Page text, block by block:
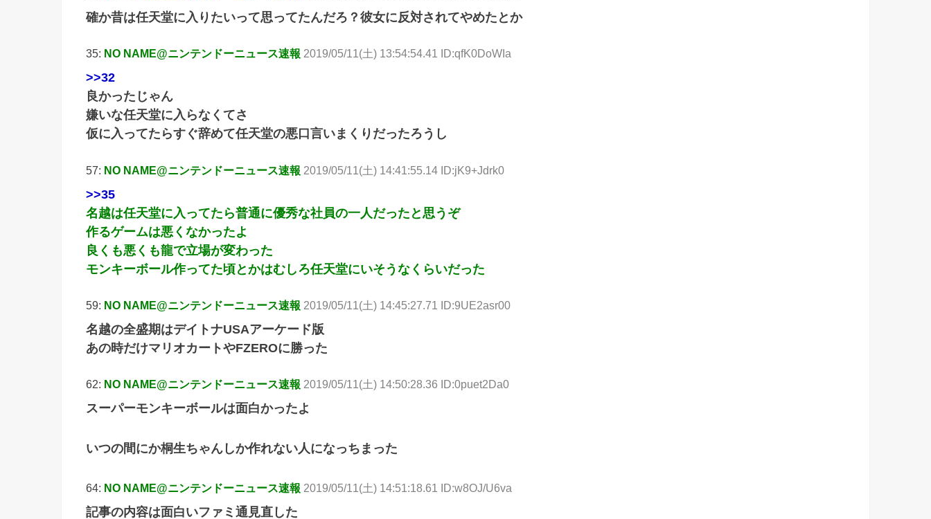
確か昔は任天堂に入りたいって思ってたんだろ？彼女に反対されてやめたとか
35: NO NAME@ニンテンドーニュース速報 2019/05/11(土) 13:54:54.41 ID:qfK0DoWIa
>>32
良かったじゃん
嫌いな任天堂に入らなくてさ
仮に入ってたらすぐ辞めて任天堂の悪口言いまくりだったろうし
57: NO NAME@ニンテンドーニュース速報 2019/05/11(土) 14:41:55.14 ID:jK9+Jdrk0
>>35
名越は任天堂に入ってたら普通に優秀な社員の一人だったと思うぞ
作るゲームは悪くなかったよ
良くも悪くも龍で立場が変わった
モンキーボール作ってた頃とかはむしろ任天堂にいそうなくらいだった
59: NO NAME@ニンテンドーニュース速報 2019/05/11(土) 14:45:27.71 ID:9UE2asr00
名越の全盛期はデイトナUSAアーケード版
あの時だけマリオカートやFZEROに勝った
62: NO NAME@ニンテンドーニュース速報 2019/05/11(土) 14:50:28.36 ID:0puet2Da0
スーパーモンキーボールは面白かったよ
いつの間にか桐生ちゃんしか作れない人になっちまった
64: NO NAME@ニンテンドーニュース速報 2019/05/11(土) 14:51:18.61 ID:w8OJ/U6va
記事の内容は面白いファミ通見直した